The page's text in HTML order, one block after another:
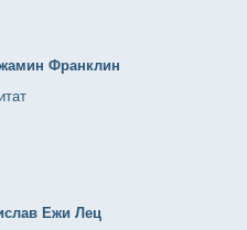
Франклин
Ежи Лец